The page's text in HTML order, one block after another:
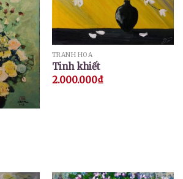
TRANH HOA
Tinh khiết
2.000.000₫